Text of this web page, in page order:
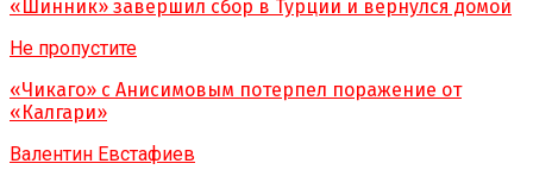
«Шинник» завершил сбор в Турции и вернулся домой
Не пропустите
«Чикаго» с Анисимовым потерпел поражение от
«Калгари»
Валентин Евстафиев